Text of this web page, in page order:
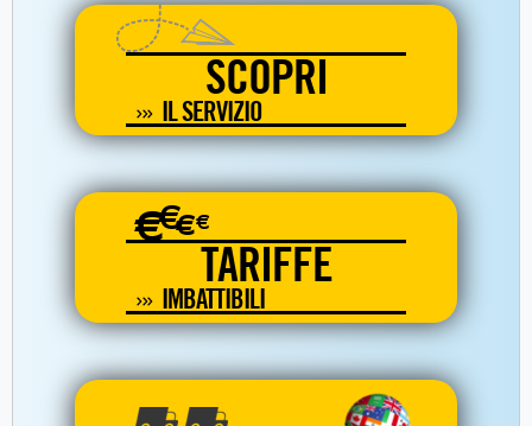
SCOPRI
IL SERVIZIO
€€€€
TARIFFE
IMBATTIBILI